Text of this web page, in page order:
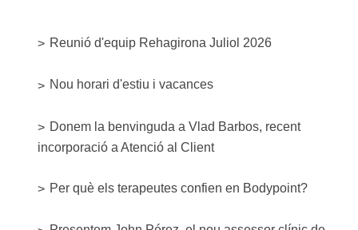
Reunió d'equip Rehagirona Juliol 2026
Nou horari d'estiu i vacances
Donem la benvinguda a Vlad Barbos, recent
incorporació a Atenció al Client
Per què els terapeutes confien en Bodypoint?